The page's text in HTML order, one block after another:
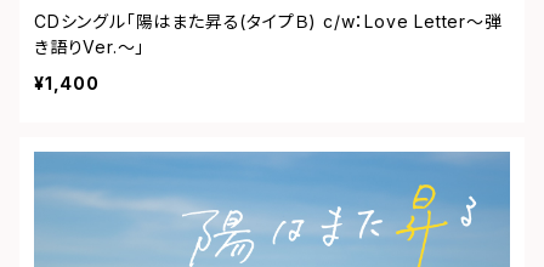
CDシングル「陽はまた昇る(タイプＢ) c/w：Love Letter～弾
き語りVer.～」
¥1,400